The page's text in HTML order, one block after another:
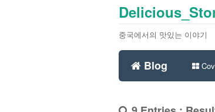
중국에서의 맛있는 이야기
Blog